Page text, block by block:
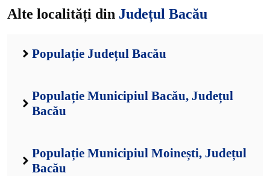
Alte localități din Județul Bacău
Populație Județul Bacău
Populație Municipiul Bacău, Județul
Bacău
Populație Municipiul Moinești, Județul
Bacău